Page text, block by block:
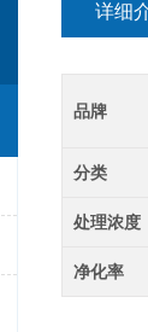
详细
品牌
分类
处理浓度
净化率